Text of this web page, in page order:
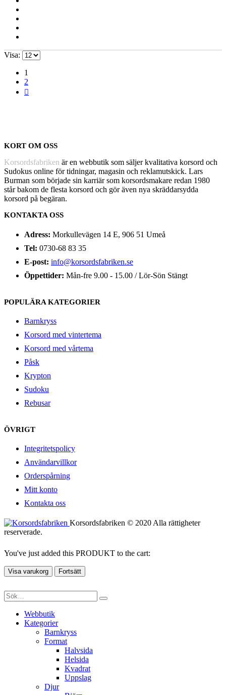
Visa:
1
2
KORT OM OSS
Korsordsfabriken är en webbutik som säljer kvalitativa korsord och
Sudokus online för tidningar, magasin och reklamutskick. Lars
Burman som började sin karriär som korsordsmakare redan 1980
står bakom de flesta korsord och gör även nya skräddarsydda
korsord på begäran.
KONTAKTA OSS
Adress: Morkullevägen 14 E, 906 51 Umeå
Tel: 0730-68 83 35
E-post: info@korsordsfabriken.se
Öppettider: Mån-fre 9.00 - 15.00 / Lör-Sön Stängt
POPULÄRA KATEGORIER
Barnkryss
Korsord med vintertema
Korsord med vårtema
Påsk
Krypton
Sudoku
Rebusar
ÖVRIGT
Integritetspolicy
Användarvillkor
Orderspårning
Mitt konto
Kontakta oss
Korsordsfabriken © 2020 Alla rättigheter
reserverade.
You've just added this PRODUKT to the cart:
Visa varukorg Fortsätt
Webbutik
Kategorier
Barnkryss
Format
Halvsida
Helsida
Kvadrat
Uppslag
Djur